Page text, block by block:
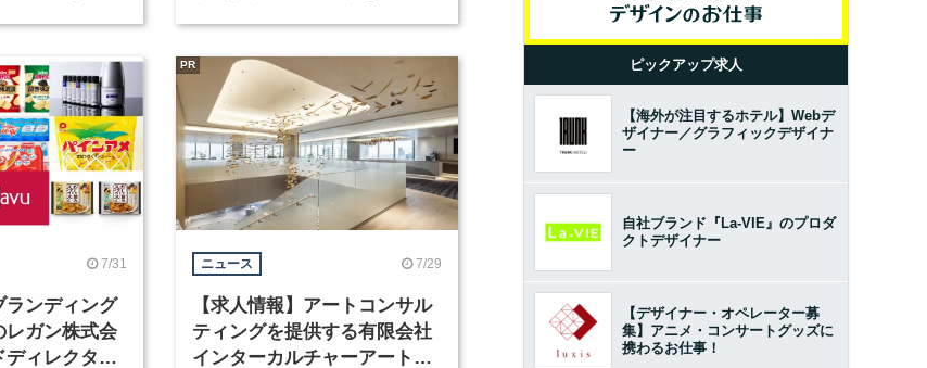
7/31
ランディング
レガン株式会
ィレクター
ニュース 7/29
【求人情報】アートコンサル
ティングを提供する有限会社
インターカルチャーアート
PR ピックアップ求人
【海外が注目するホテル】Webデ
ザイナー／グラフィックデザイナ
ー
自社ブランド『La-VIE』のプロダ
クトデザイナー
【デザイナー・オペレーター募
集】アニメ・コンサートグッズに
携わるお仕事！